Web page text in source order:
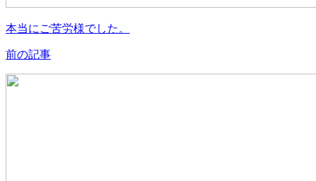
本当にご苦労様でした。
前の記事